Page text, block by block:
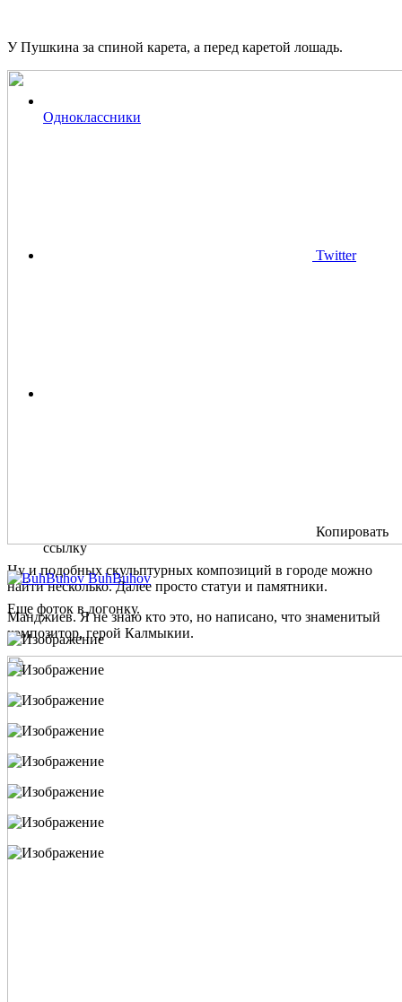
У Пушкина за спиной карета, а перед каретой лошадь.
Ну и подобных скульптурных композиций в городе можно
найти несколько. Далее просто статуи и памятники.
Манджиев. Я не знаю кто это, но написано, что знаменитый
композитор, герой Калмыкии.
Одноклассники
Twitter
Копировать
ссылку
BuhBuhov
Еще фоток в догонку.